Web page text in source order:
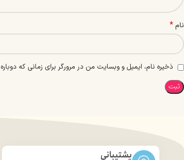
نام*
ذخیره نام، ایمیل و وبسایت من در مرورگر برای زمانی که
پشتیبانی